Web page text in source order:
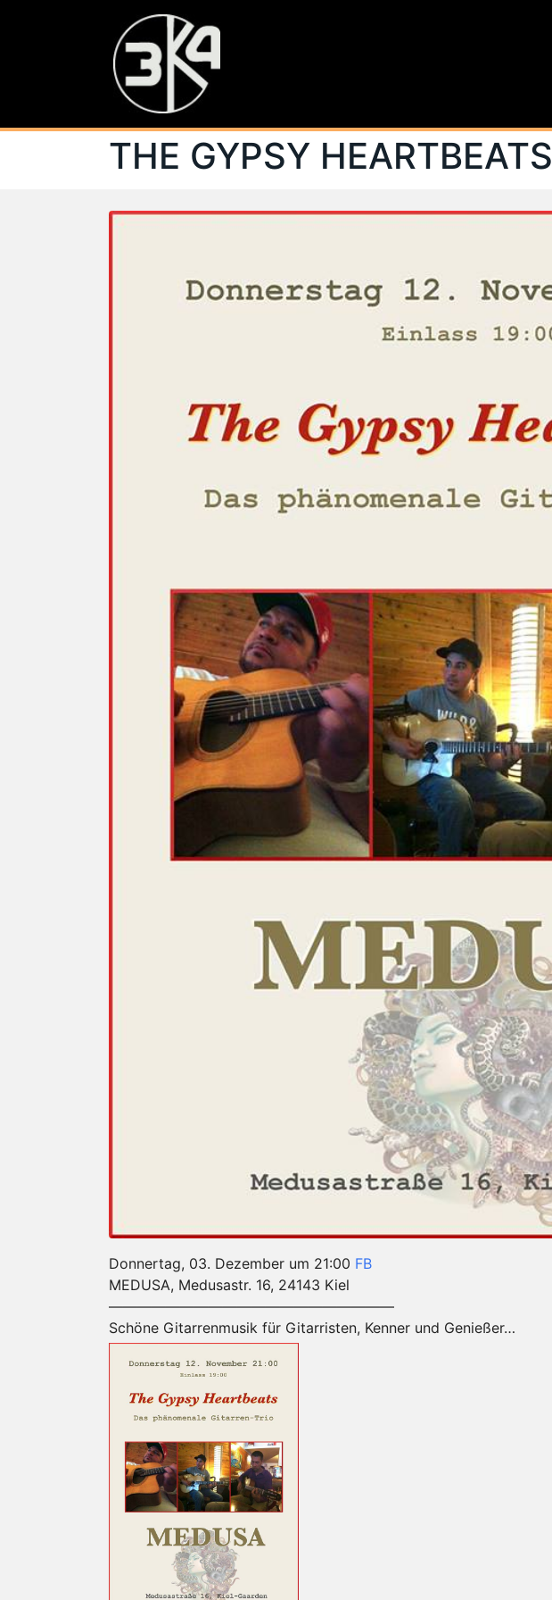
THE GYPSY HEARTBEATS
Donnertag, 03. Dezember um 21:00 FB
MEDUSA, Medusastr. 16, 24143 Kiel
————————————————————
Schöne Gitarrenmusik für Gitarristen, Kenner und Genießer…